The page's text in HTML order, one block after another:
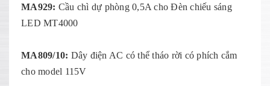
MA929: Cầu chì dự phòng 0,5A cho Đèn chiếu sáng
LED MT4000
MA809/10: Dây điện AC có thể tháo rời có phích cắm
cho model 115V